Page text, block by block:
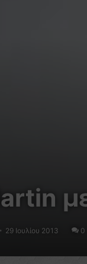
29 Ιουλίου 2013 0